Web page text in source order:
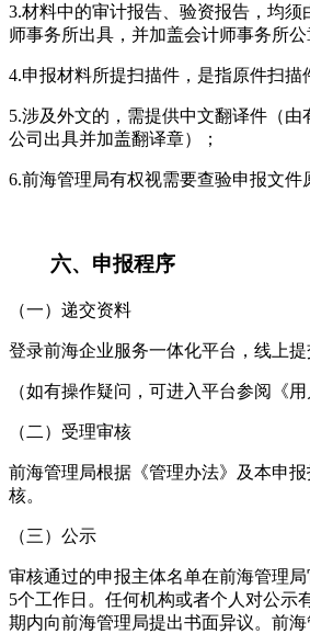
3.材料中的审计报告、验资报告，均须
师事务所出具，并加盖会计师事务所公
4.申报材料所提扫描件，是指原件扫描
5.涉及外文的，需提供中文翻译件（由
公司出具并加盖翻译章）；
6.前海管理局有权视需要查验申报文件
六、申报程序
（一）递交资料
登录前海企业服务一体化平台，线上提
（如有操作疑问，可进入平台参阅《用
（二）受理审核
前海管理局根据《管理办法》及本申
核。
（三）公示
审核通过的申报主体名单在前海管理
5个工作日。任何机构或者个人对公示
期内向前海管理局提出书面异议。前